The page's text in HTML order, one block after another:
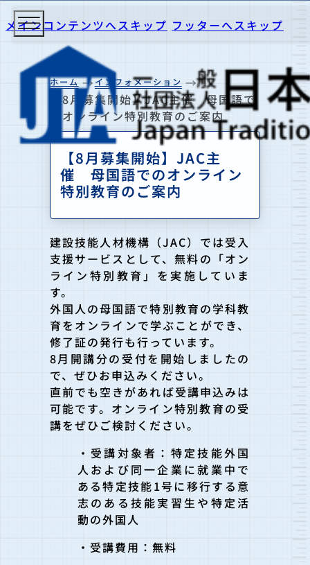
メインコンテンツへスキップ フッターへスキップ
ホーム インフォメーション
【8月募集開始】JAC主催 母国語で
のオンライン特別教育のご案内
【8月募集開始】JAC主
催 母国語でのオンライン
特別教育のご案内
建設技能人材機構（JAC）では受入
支援サービスとして、無料の「オン
ライン特別教育」を実施していま
す。
外国人の母国語で特別教育の学科教
育をオンラインで学ぶことができ、
修了証の発行も行っています。
8月開講分の受付を開始しましたの
で、ぜひお申込みください。
直前でも空きがあれば受講申込みは
可能です。オンライン特別教育の受
講をぜひご検討ください。
・受講対象者：特定技能外国
人および同一企業に就業中で
ある特定技能1号に移行する意
志のある技能実習生や特定活
動の外国人
・受講費用：無料